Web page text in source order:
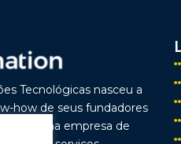
Tecnológicas nasceu a
how de seus fundadores
uma empresa de